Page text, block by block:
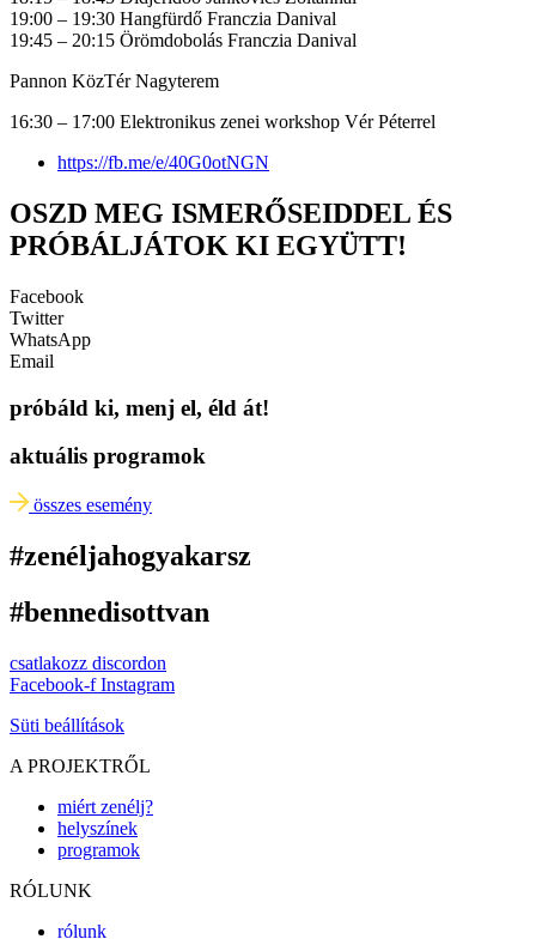
19:00 – 19:30 Hangfürdő Franczia Danival
19:45 – 20:15 Örömdobolás Franczia Danival
Pannon KözTér Nagyterem
16:30 – 17:00 Elektronikus zenei workshop Vér Péterrel
https://fb.me/e/40G0otNGN
OSZD MEG ISMERŐSEIDDEL ÉS
PRÓBÁLJÁTOK KI EGYÜTT!
Facebook
Twitter
WhatsApp
Email
próbáld ki, menj el, éld át!
aktuális programok
összes esemény
#zenéljahogyakarsz
#bennedisottvan
csatlakozz discordon
Facebook-f Instagram
Süti beállítások
A PROJEKTRŐL
miért zenélj?
helyszínek
programok
RÓLUNK
rólunk